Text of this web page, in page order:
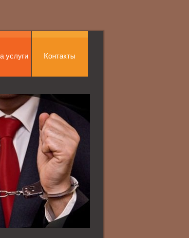
услуги Контакты